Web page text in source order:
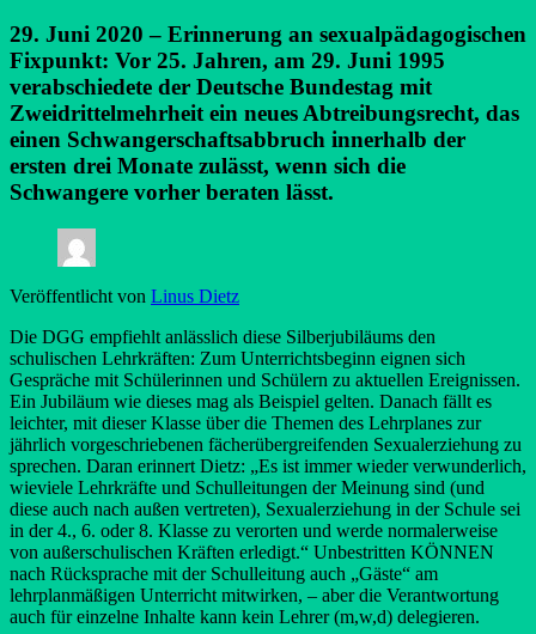
29. Juni 2020 – Erinnerung an sexualpädagogischen
Fixpunkt: Vor 25. Jahren, am 29. Juni 1995
verabschiedete der Deutsche Bundestag mit
Zweidrittelmehrheit ein neues Abtreibungsrecht, das
einen Schwangerschaftsabbruch innerhalb der
ersten drei Monate zulässt, wenn sich die
Schwangere vorher beraten lässt.
Veröffentlicht von Linus Dietz
Die DGG empfiehlt anlässlich diese Silberjubiläums den
schulischen Lehrkräften: Zum Unterrichtsbeginn eignen sich
Gespräche mit Schülerinnen und Schülern zu aktuellen Ereignissen.
Ein Jubiläum wie dieses mag als Beispiel gelten. Danach fällt es
leichter, mit dieser Klasse über die Themen des Lehrplanes zur
jährlich vorgeschriebenen fächerübergreifenden Sexualerziehung zu
sprechen. Daran erinnert Dietz: „Es ist immer wieder verwunderlich,
wieviele Lehrkräfte und Schulleitungen der Meinung sind (und
diese auch nach außen vertreten), Sexualerziehung in der Schule sei
in der 4., 6. oder 8. Klasse zu verorten und werde normalerweise
von außerschulischen Kräften erledigt.“ Unbestritten KÖNNEN
nach Rücksprache mit der Schulleitung auch „Gäste“ am
lehrplanmäßigen Unterricht mitwirken, – aber die Verantwortung
auch für einzelne Inhalte kann kein Lehrer (m,w,d) delegieren.